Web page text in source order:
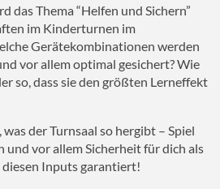
das Thema “Helfen und Sichern”
im Kinderturnen im
Gerätekombinationen werden
vor allem optimal gesichert? Wie
so, dass sie den größten Lerneffekt
der Turnsaal so hergibt – Spiel
und vor allem Sicherheit für dich als
Inputs garantiert!